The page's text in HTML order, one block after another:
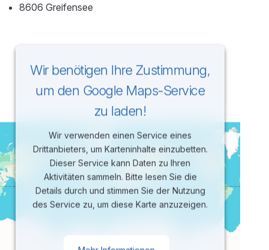
8606 Greifensee
Wir benötigen Ihre Zustimmung,
um den Google Maps-Service
zu laden!
Wir verwenden einen Service eines
Drittanbieters, um Karteninhalte einzubetten.
Dieser Service kann Daten zu Ihren
Aktivitäten sammeln. Bitte lesen Sie die
Details durch und stimmen Sie der Nutzung
des Service zu, um diese Karte anzuzeigen.